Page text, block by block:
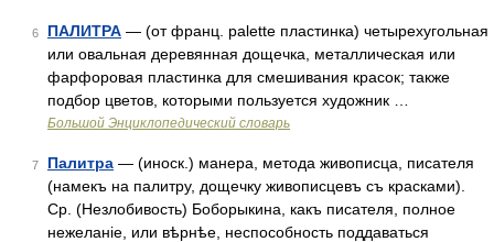
6 ПАЛИТРА — (от франц. palette пластинка) четырехугольная
или овальная деревянная дощечка, металлическая или
фарфоровая пластинка для смешивания красок; также
подбор цветов, которыми пользуется художник …
Большой Энциклопедический словарь
7 Палитра — (иноск.) манера, метода живописца, писателя
(намекъ на палитру, дощечку живописцевъ съ красками).
Ср. (Незлобивость) Боборыкина, какъ писателя, полное
нежеланіе, или вѣрнѣе, неспособность поддаваться